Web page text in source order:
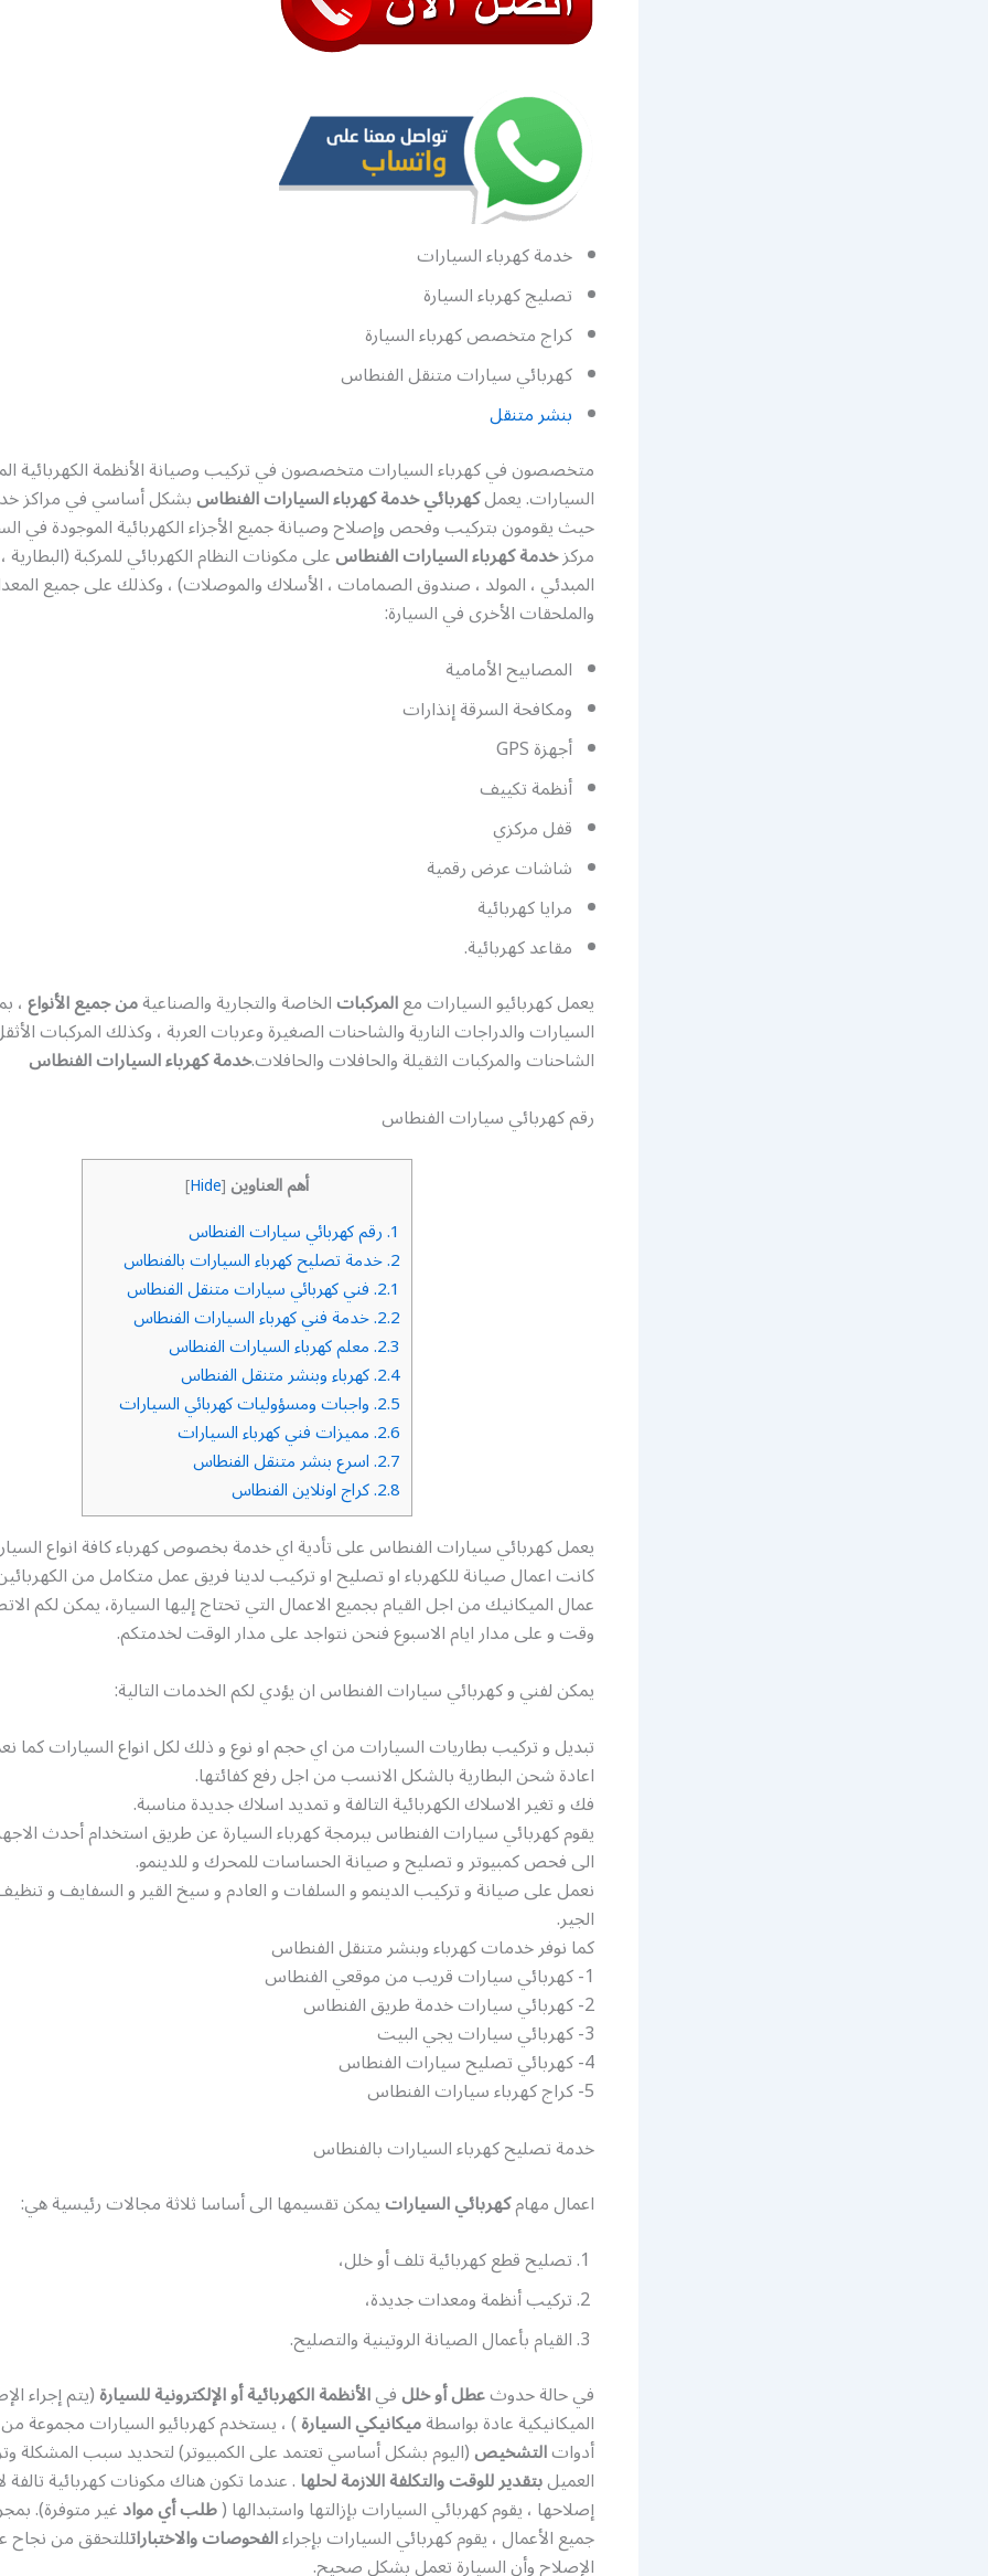
خدمة كهرباء السيارات
تصليج كهرباء السيارة
كراج متخصص كهرباء السيارة
كهربائي سيارات متنقل الفنطاس
بنشر متنقل
متخصصون في كهرباء السيارات متخصصون في تركيب وصيانة الأنظمة الكهربائية
السيارات. يعملكهربائي خدمة كهرباء السيارات الفنطاسبشكل أساسي في مراكز
حيث يقومون بتركيب وفحص وإصلاح وصيانة جميع الأجزاء الكهربائية الموجودة في
مركزخدمة كهرباء السيارات الفنطاسعلى مكونات النظام الكهربائي للمركبة
المبدئي ، المولد ، صندوق الصمامات ، الأسلاك والموصلات) ، وكذلك على جميع
والملحقات الأخرى في السيارة:
المصابيح الأمامية
ومكافحة السرقة إنذارات
أجهزة GPS
أنظمة تكييف
قفل مركزي
شاشات عرض رقمية
مرايا كهربائية
مقاعد كهربائية.
يعمل كهربائيو السيارات معالمركباتالخاصة والتجارية والصناعيةمن جميع الأنواع،
السيارات والدراجات النارية والشاحنات الصغيرة وعربات العربة ، وكذلك المركبات
الشاحنات والمركبات الثقيلة والحافلات والحافلات.خدمة كهرباء السيارات الفنطاس
رقم كهربائي سيارات الفنطاس
أهم العناوين [
Hide
]
1. رقم كهربائي سيارات الفنطاس
2. خدمة تصليح كهرباء السيارات بالفنطاس
2.1. فني كهربائي سيارات متنقل الفنطاس
2.2. خدمة فني كهرباء السيارات الفنطاس
2.3. معلم كهرباء السيارات الفنطاس
2.4. كهرباء وبنشر متنقل الفنطاس
2.5. واجبات ومسؤوليات كهربائي السيارات
2.6. مميزات فني كهرباء السيارات
2.7. اسرع بنشر متنقل الفنطاس
2.8. كراج اونلاين الفنطاس
يعمل كهربائي سيارات الفنطاس على تأدية اي خدمة بخصوص كهرباء كافة انواع
كانت اعمال صيانة للكهرباء او تصليح او تركيب لدينا فريق عمل متكامل من
عمال الميكانيك من اجل القيام بجميع الاعمال التي تحتاج إليها السيارة، يمكن لكم
وقت و على مدار ايام الاسبوع فنحن نتواجد على مدار الوقت لخدمتكم.
يمكن لفني و كهربائي سيارات الفنطاس ان يؤدي لكم الخدمات التالية:
تبديل و تركيب بطاريات السيارات من اي حجم او نوع و ذلك لكل انواع السيارات كما
اعادة شحن البطارية بالشكل الانسب من اجل رفع كفائتها.
فك و تغير الاسلاك الكهربائية التالفة و تمديد اسلاك جديدة مناسبة.
يقوم كهربائي سيارات الفنطاس ببرمجة كهرباء السيارة عن طريق استخدام أحدث
الى فحص كمبيوتر و تصليح و صيانة الحساسات للمحرك و للدينمو.
نعمل على صيانة و تركيب الدينمو و السلفات و العادم و سيخ القير و السفايف و
الجير.
كما نوفر خدمات كهرباء وبنشر متنقل الفنطاس
1- كهربائي سيارات قريب من موقعي الفنطاس
2- كهربائي سيارات خدمة طريق الفنطاس
3- كهربائي سيارات يجي البيت
4- كهربائي تصليح سيارات الفنطاس
5- كراج كهرباء سيارات الفنطاس
خدمة تصليح كهرباء السيارات بالفنطاس
اعمال مهامكهربائي السياراتيمكن تقسيمها الى أساسا ثلاثة مجالات رئيسية هي:
تصليح قطع كهربائية تلف أو خلل،
تركيب أنظمة ومعدات جديدة،
القيام بأعمال الصيانة الروتينية والتصليح.
في حالة حدوثعطل أو خللفيالأنظمة الكهربائية أو الإلكترونية للسيارة(يتم إجراء
الميكانيكية عادة بواسطةميكانيكي السيارة) ، يستخدم كهربائيو السيارات مجموعة من
أدواتالتشخيص(اليوم بشكل أساسي تعتمد على الكمبيوتر) لتحديد سبب المشكلة
العميلبتقدير للوقت والتكلفة اللازمة لحلها. عندما تكون هناك مكونات كهربائية تالفة
إصلاحها ، يقوم كهربائي السيارات بإزالتها واستبدالها (طلب أي موادغير متوفرة).
جميع الأعمال ، يقوم كهربائي السيارات بإجراءالفحوصات والاختباراتللتحقق من نجاح
الإصلاح وأن السيارة تعمل بشكل صحيح.